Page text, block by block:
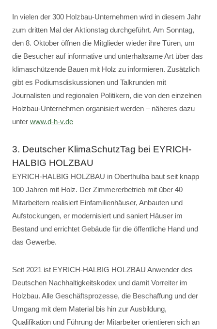
In vielen der 300 Holzbau-Unternehmen wird in diesem Jahr
zum dritten Mal der Aktionstag durchgeführt. Am Sonntag,
den 8. Oktober öffnen die Mitglieder wieder ihre Türen, um
die Besucher auf informative und unterhaltsame Art über das
klimaschützende Bauen mit Holz zu informieren. Zusätzlich
gibt es Podiumsdiskussionen und Talkrunden mit
Journalisten und regionalen Politikern, die von den einzelnen
Holzbau-Unternehmen organisiert werden – näheres dazu
unter www.d-h-v.de
3. Deutscher KlimaSchutzTag bei EYRICH-
HALBIG HOLZBAU
EYRICH-HALBIG HOLZBAU in Oberthulba baut seit knapp
100 Jahren mit Holz. Der Zimmererbetrieb mit über 40
Mitarbeitern realisiert Einfamilienhäuser, Anbauten und
Aufstockungen, er modernisiert und saniert Häuser im
Bestand und errichtet Gebäude für die öffentliche Hand und
das Gewerbe.
Seit 2021 ist EYRICH-HALBIG HOLZBAU Anwender des
Deutschen Nachhaltigkeitskodex und damit Vorreiter im
Holzbau. Alle Geschäftsprozesse, die Beschaffung und der
Umgang mit dem Material bis hin zur Ausbildung,
Qualifikation und Führung der Mitarbeiter orientieren sich an